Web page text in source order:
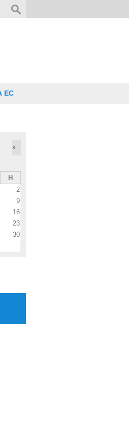
ЕС
Инициативата „Доброволци на ЕС за
»
Н
2
9
16
23
30